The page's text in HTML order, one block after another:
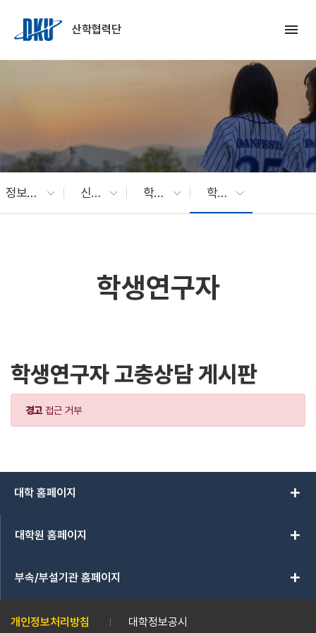
산학협력단
menu
정보광장 신문고 학생연구자 고충상담 학생연구자
학생연구자
학생연구자 고충상담 게시판
경고 접근 거부
대학 홈페이지 add
대학원 홈페이지 add
부속/부설기관 홈페이지 add
개인정보처리방침 대학정보공시